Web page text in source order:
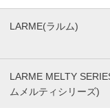
LARME(ラルム)
LARME MELTY
ムメルティシリーズ)